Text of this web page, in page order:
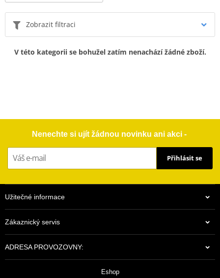
Zobrazit filtraci
V této kategorii se bohužel zatím nenachází žádné zboží.
Nenechte si ujít žádnou novinku ani akci -
Přihlásit se
Užitečné informace
Zákaznický servis
ADRESA PROVOZOVNY:
Eshop